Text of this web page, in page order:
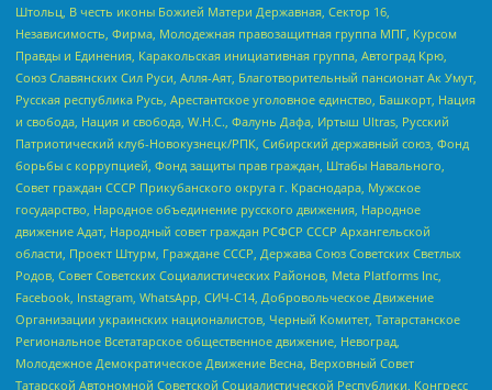
Штольц, В честь иконы Божией Матери Державная, Сектор 16,
Независимость, Фирма, Молодежная правозащитная группа МПГ, Курсом
Правды и Единения, Каракольская инициативная группа, Автоград Крю,
Союз Славянских Сил Руси, Алля-Аят, Благотворительный пансионат Ак Умут,
Русская республика Русь, Арестантское уголовное единство, Башкорт, Нация
и свобода, Нация и свобода, W.H.С., Фалунь Дафа, Иртыш Ultras, Русский
Патриотический клуб-Новокузнецк/РПК, Сибирский державный союз, Фонд
борьбы с коррупцией, Фонд защиты прав граждан, Штабы Навального,
Совет граждан СССР Прикубанского округа г. Краснодара, Мужское
государство, Народное объединение русского движения, Народное
движение Адат, Народный совет граждан РСФСР СССР Архангельской
области, Проект Штурм, Граждане СССР, Держава Союз Советских Светлых
Родов, Совет Советских Социалистических Районов, Meta Platforms Inc,
Facebook, Instagram, WhatsApp, СИЧ-С14, Добровольческое Движение
Организации украинских националистов, Черный Комитет, Татарстанское
Региональное Всетатарское общественное движение, Невоград,
Молодежное Демократическое Движение Весна, Верховный Совет
Татарской Автономной Советской Социалистической Республики, Конгресс